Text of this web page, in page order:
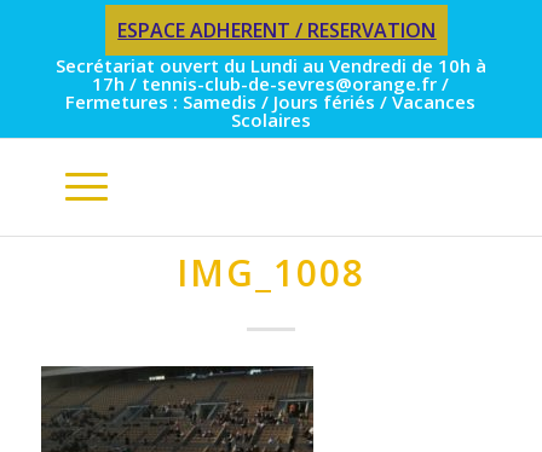
ESPACE ADHERENT / RESERVATION
Secrétariat ouvert du Lundi au Vendredi de 10h à
17h / tennis-club-de-sevres@orange.fr /
Fermetures : Samedis / Jours fériés / Vacances
Scolaires
IMG_1008